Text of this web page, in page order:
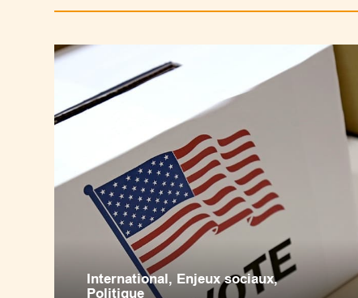
International , Enjeux sociaux,
Politique